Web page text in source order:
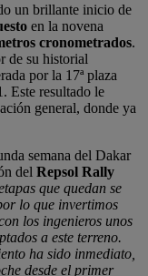
un brillante inicio de
en la novena
cronometrados.
de su historial
por la 17ª plaza
Este resultado le
general, donde ya
semana del Dakar
del Repsol Rally
que quedan se
lo que invertimos
los ingenieros unos
a este terreno.
ha sido inmediato,
desde el primer